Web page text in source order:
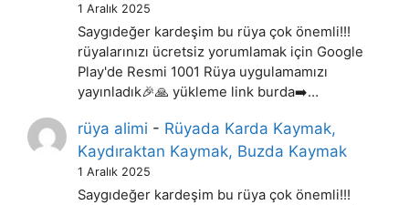
1 Aralık 2025
Saygıdeğer kardeşim bu rüya çok önemli!!!
rüyalarınızı ücretsiz yorumlamak için Google
Play'de Resmi 1001 Rüya uygulamamızı
yayınladık🎉🙏 yükleme link burda➡️…
rüya alimi - Rüyada Karda Kaymak,
Kaydıraktan Kaymak, Buzda Kaymak
1 Aralık 2025
Saygıdeğer kardeşim bu rüya çok önemli!!!